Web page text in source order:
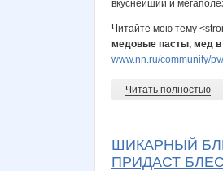
Читайте мою тему
медовые пасты, мед в
www.nn.ru/community/
Читать полностью
ШИКАРНЫЙ
ПРИДАСТ